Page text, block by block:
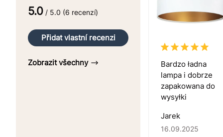
5.0 / 5.0 (6 recenzí)
Přidat vlastní recenzi
Zobrazit všechny
Bardzo ładna
lampa i dobrze
zapakowana do
wysyłki
Jarek
16.09.2025